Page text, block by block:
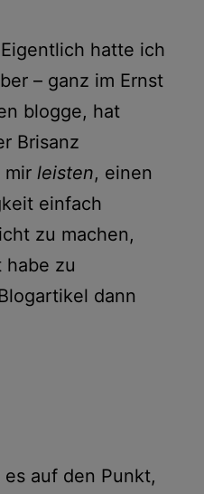
hatte ich
– ganz im Ernst
blogge, hat
Brisanz
mir leisten, einen
einfach
zu machen,
zu
dann
auf den Punkt,